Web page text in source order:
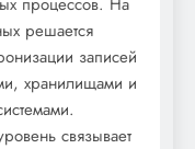
личная
решается
записей
хранилищами и
связывает